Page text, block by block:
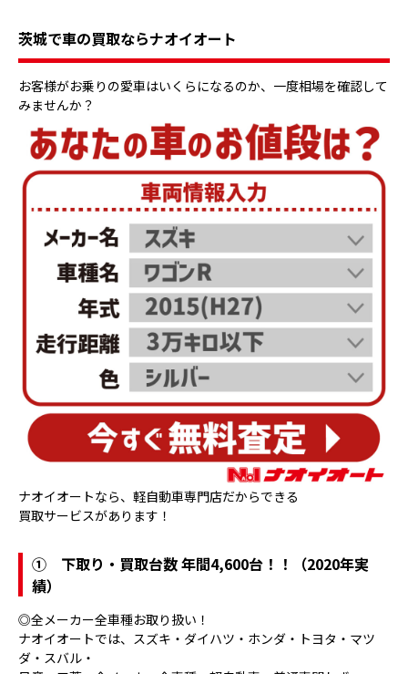
茨城で車の買取ならナオイオート
お客様がお乗りの愛車はいくらになるのか、一度相場を確認して
みませんか？
ナオイオートなら、軽自動車専門店だからできる
買取サービスがあります！
① 下取り・買取台数 年間4,600台！！（2020年実
績）
◎全メーカー全車種お取り扱い！
ナオイオートでは、スズキ・ダイハツ・ホンダ・トヨタ・マツ
ダ・スバル・